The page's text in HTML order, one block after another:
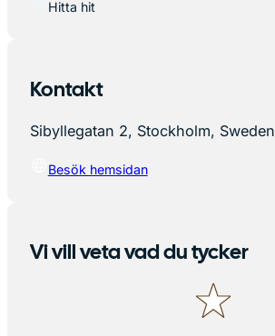
Hitta hit
Kontakt
Sibyllegatan 2, Stockholm, Sweden
Besök hemsidan
Vi vill veta vad du tycker